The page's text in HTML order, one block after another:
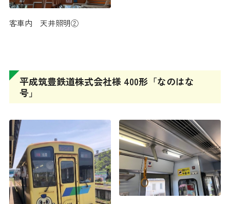
客車内 天井照明②
平成筑豊鉄道株式会社様 400形「なのはな
号」